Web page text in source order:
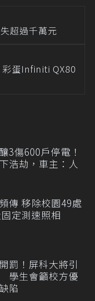
超過千萬元
蛋Infiniti QX80
3傷600戶停電！
浩劫，車主：人
傳 移除校園49處
定測速照相
罰！屏科大將引
學生會籲校方優
陷